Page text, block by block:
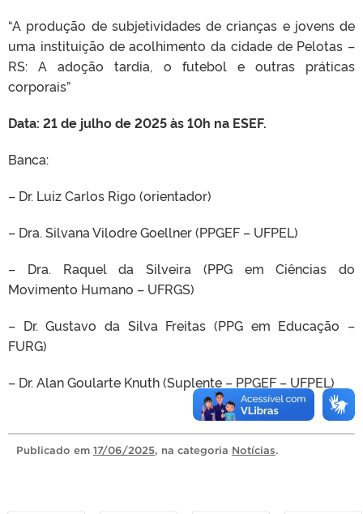
“A produção de subjetividades de crianças e jovens de
uma instituição de acolhimento da cidade de Pelotas –
RS: A adoção tardia, o futebol e outras práticas
corporais”
Data: 21 de julho de 2025 às 10h na ESEF.
Banca:
– Dr. Luiz Carlos Rigo (orientador)
– Dra. Silvana Vilodre Goellner (PPGEF – UFPEL)
– Dra. Raquel da Silveira (PPG em Ciências do
Movimento Humano – UFRGS)
– Dr. Gustavo da Silva Freitas (PPG em Educação –
FURG)
– Dr. Alan Goularte Knuth (Suplente – PPGEF – UFPEL)
Publicado em 17/06/2025, na categoria Notícias.